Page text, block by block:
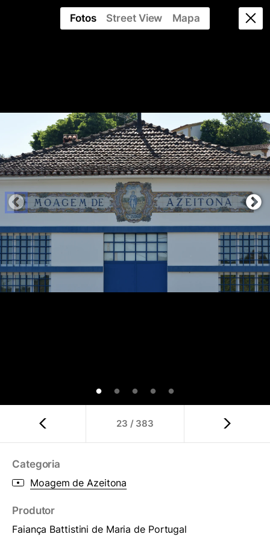
PUBLICITÁRIO
Fotos Street View Mapa
23 / 383
Categoria
Moagem de Azeitona
Produtor
Faiança Battistini de Maria de Portugal